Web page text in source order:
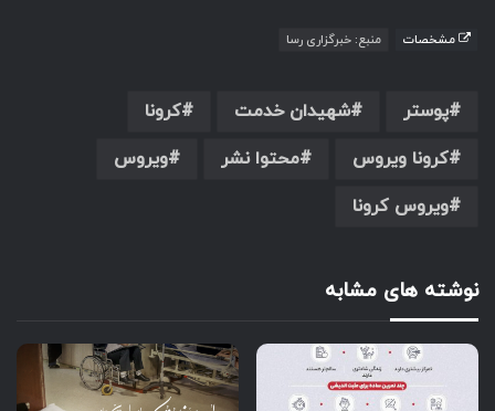
مشخصات منبع: خبرگزاری رسا
پوستر شهیدان خدمت
کرونا
کرونا ویروس
محتوا نشر
ویروس
ویروس کرونا
نوشته های مشابه